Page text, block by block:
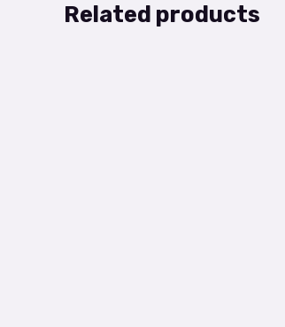
Related products